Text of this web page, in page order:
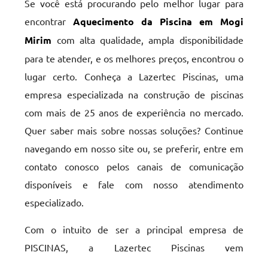
Se você está procurando pelo melhor lugar para
encontrarAquecimento da Piscina em Mogi
Mirim com alta qualidade, ampla disponibilidade
para te atender, e os melhores preços, encontrou o
lugar certo. Conheça a Lazertec Piscinas, uma
empresa especializada na construção de piscinas
com mais de 25 anos de experiência no mercado.
Quer saber mais sobre nossas soluções? Continue
navegando em nosso site ou, se preferir, entre em
contato conosco pelos canais de comunicação
disponíveis e fale com nosso atendimento
especializado.
Com o intuito de ser a principal empresa de
PISCINAS, a Lazertec Piscinas vem